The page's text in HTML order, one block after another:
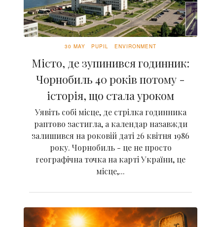
30 MAY PUPIL ENVIRONMENT
Місто, де зупинився годинник:
Чорнобиль 40 років потому -
історія, що стала уроком
Уявіть собі місце, де стрілка годинника
раптово застигла, а календар назавжди
залишився на роковій даті 26 квітня 1986
року. Чорнобиль - це не просто
географічна точка на карті України, це
місце,...